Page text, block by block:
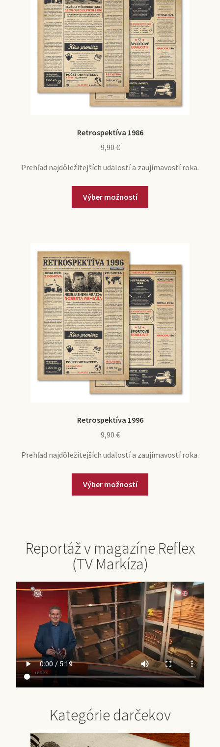
Retrospektíva 1986
9,90 €
Prehľad najdôležitejších udalostí a zaujímavostí roka.
Výber možností
Retrospektíva 1996
9,90 €
Prehľad najdôležitejších udalostí a zaujímavostí roka.
Výber možností
Reportáž v magazíne Reflex
(TV Markíza)
Kategórie darčekov